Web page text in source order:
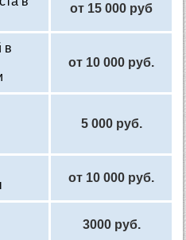
от 15 000 руб
в
от 10 000 руб.
5 000 руб.
от 10 000 руб.
3000 руб.